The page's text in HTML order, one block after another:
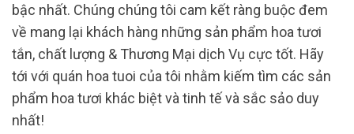
bậc nhất. Chúng chúng tôi cam kết ràng buộc đem
về mang lại khách hàng những sản phẩm hoa tươi
tắn, chất lượng & Thương Mại dịch Vụ cực tốt. Hãy
tới với quán hoa tuoi của tôi nhằm kiếm tìm các sản
phẩm hoa tươi khác biệt và tinh tế và sắc sảo duy
nhất!